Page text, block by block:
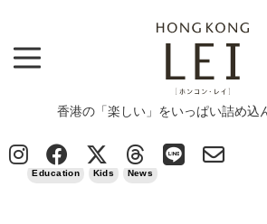
香港の「楽しい」をいっぱい詰め込
Column > Education > 山脇学園中学校・高等学校
Education Kids News